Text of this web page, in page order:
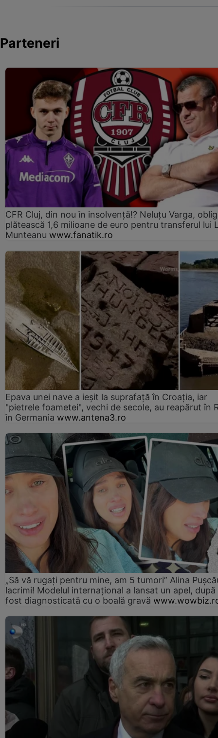
Parteneri
CFR Cluj, din nou în insolvență!? Neluțu Varga,
plătească 1,6 milioane de euro pentru transferul lui
Munteanu www.fanatik.ro
Epava unei nave a ieșit la suprafață în Croația, iar
"pietrele foametei", vechi de secole, au reapărut în
în Germania www.antena3.ro
„Să vă rugați pentru mine, am 5 tumori” Alina
lacrimi! Modelul internațional a lansat un apel, după
fost diagnosticată cu o boală gravă